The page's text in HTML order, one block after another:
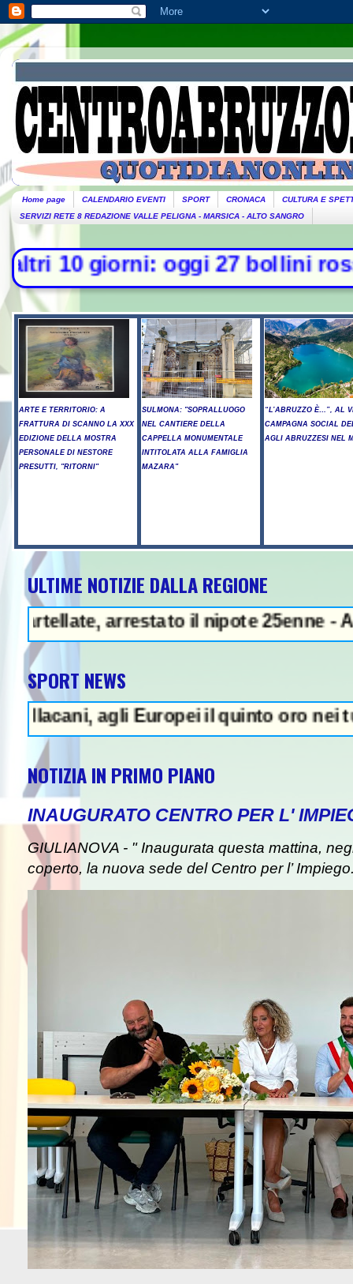
Home page CALENDARIO EVENTI SPORT CRONACA
CULTURA E
SERVIZI RETE 8 REDAZIONE VALLE PELIGNA - MARSICA - ALTO SANGRO
oggi 27 bollini rossi,
ARTE E TERRITORIO: A
FRATTURA DI SCANNO LA XXX
EDIZIONE DELLA MOSTRA
PERSONALE DI NESTORE
PRESUTTI, "RITORNI"
SULMONA: "SOPRALLUOGO
NEL CANTIERE DELLA
CAPPELLA MONUMENTALE
INTITOLATA ALLA FAMIGLIA
MAZARA"
“L’ABRUZZO È…”, AL
CAMPAGNA SOCIAL
AGLI ABRUZZESI NEL
ULTIME NOTIZIE DALLA REGIONE
arrestato il nipote 25enne - A
SPORT NEWS
agli Europei il quinto oro nei tuffi
NOTIZIA IN PRIMO PIANO
INAUGURATO CENTRO PER L'
GIULIANOVA - " Inaugurata questa mattina,
coperto, la nuova sede del Centro per l’
- Arresto illegale e peculato,